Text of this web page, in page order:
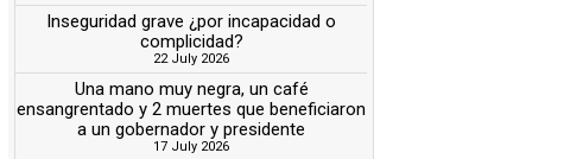
Inseguridad grave ¿por incapacidad o
complicidad?
22 July 2026
Una mano muy negra, un café
ensangrentado y 2 muertes que beneficiaron
a un gobernador y presidente
17 July 2026